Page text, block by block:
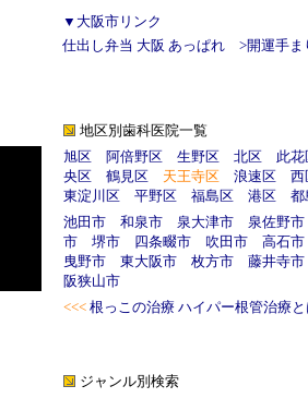
▼大阪市リンク
仕出し弁当 大阪 あっぱれ>開運手ま
地区別歯科医院一覧
旭区
阿倍野区 生野区 北区 此花
央区
鶴見区 天王寺区 浪速区 西
東淀川区
平野区 福島区 港区 都
池田市
和泉市 泉大津市 泉佐野市
市
堺市 四条畷市 吹田市 高石市
曳野市
東大阪市 枚方市 藤井寺市
阪狭山市
<<< 根っこの治療 ハイパー根管治療と
ジャンル別検索